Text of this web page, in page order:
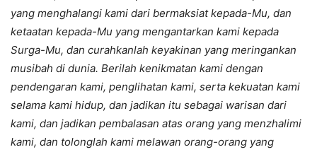
yang menghalangi kami dari bermaksiat kepada-Mu, dan
ketaatan kepada-Mu yang mengantarkan kami kepada
Surga-Mu, dan curahkanlah keyakinan yang meringankan
musibah di dunia. Berilah kenikmatan kami dengan
pendengaran kami, penglihatan kami, serta kekuatan kami
selama kami hidup, dan jadikan itu sebagai warisan dari
kami, dan jadikan pembalasan atas orang yang menzhalimi
kami, dan tolonglah kami melawan orang-orang yang